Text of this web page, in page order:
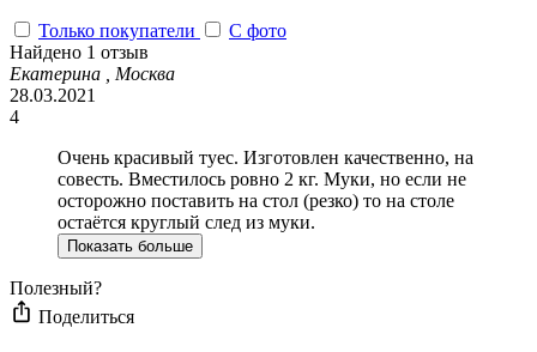
Только покупатели
С фото
Найдено 1 отзыв
Екатерина , Москва
28.03.2021
4
Очень красивый туес. Изготовлен качественно, на
совесть. Вместилось ровно 2 кг. Муки, но если не
осторожно поставить на стол (резко) то на столе
остаётся круглый след из муки.
Показать больше
Полезный?
Поделиться